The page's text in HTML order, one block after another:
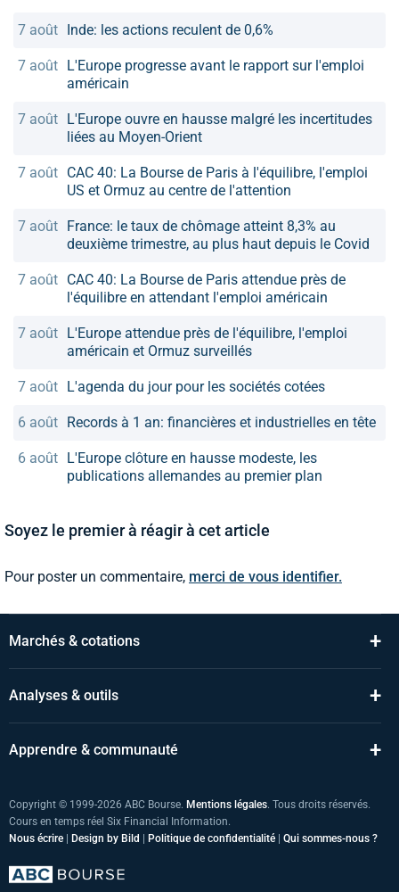
7 août Inde: les actions reculent de 0,6%
7 août L'Europe progresse avant le rapport sur l'emploi
américain
7 août L'Europe ouvre en hausse malgré les incertitudes
liées au Moyen-Orient
7 août CAC 40: La Bourse de Paris à l'équilibre, l'emploi
US et Ormuz au centre de l'attention
7 août France: le taux de chômage atteint 8,3% au
deuxième trimestre, au plus haut depuis le Covid
7 août CAC 40: La Bourse de Paris attendue près de
l'équilibre en attendant l'emploi américain
7 août L'Europe attendue près de l'équilibre, l'emploi
américain et Ormuz surveillés
7 août L'agenda du jour pour les sociétés cotées
6 août Records à 1 an: financières et industrielles en tête
6 août L'Europe clôture en hausse modeste, les
publications allemandes au premier plan
Soyez le premier à réagir à cet article
Pour poster un commentaire, merci de vous identifier.
Marchés & cotations +
Analyses & outils +
Apprendre & communauté +
Copyright © 1999-2026 ABC Bourse. Mentions légales. Tous droits réservés.
Cours en temps réel Six Financial Information.
Nous écrire | Design by Bild | Politique de confidentialité | Qui sommes-nous ?